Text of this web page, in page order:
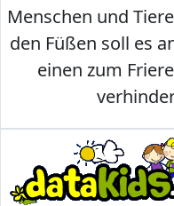
Menschen und
den Füßen soll es
einen zum